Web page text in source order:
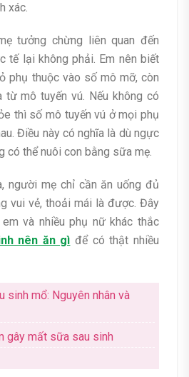
xác.
tưởng chừng liên quan đến
tế lại không phải. Em nên biết
phụ thuộc vào số mô mỡ, còn
mô tuyến vú. Nếu không có
thì số mô tuyến vú ở mọi phụ
Điều này có nghĩa là dù ngực
có thể nuôi con bằng sữa mẹ.
người mẹ chỉ cần ăn uống đủ
vui vẻ, thoải mái là được. Đây
và nhiều phụ nữ khác thắc
nên ăn gì để có thật nhiều
sinh mổ: Nguyên nhân và
gây mất sữa sau sinh